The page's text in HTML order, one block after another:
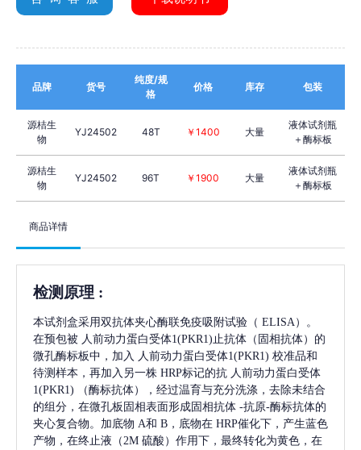
品牌 货号
纯度/规
格
价格 库存 包装
源桔生
物
YJ24502 48T ￥1400 大量
液体试剂瓶
＋酶标板
源桔生
物
YJ24502 96T ￥1900 大量
液体试剂瓶
＋酶标板
商品详情
检测原理 :
本试剂盒采用双抗体夹心酶联免疫吸附试验（ ELISA）。
在预包被 人前动力蛋白受体1(PKR1) 止抗体（固相抗体）的
微孔酶标板中，加入
人前动力蛋白受体1(PKR1) 校准品和
待测样本，再加入另一株 HRP标记的抗 人前动力蛋白受体
1(PKR1)
（酶标抗体），经过温育与充分洗涤，去除未结合
的组分，在微孔板固相表面形成固相抗体 -抗原-酶标抗体的
夹心复合物。加底物 A和 B，底物在 HRP催化下，产生蓝色
产物，在终止液（2M 硫酸）作用下，最终转化为黄色，在